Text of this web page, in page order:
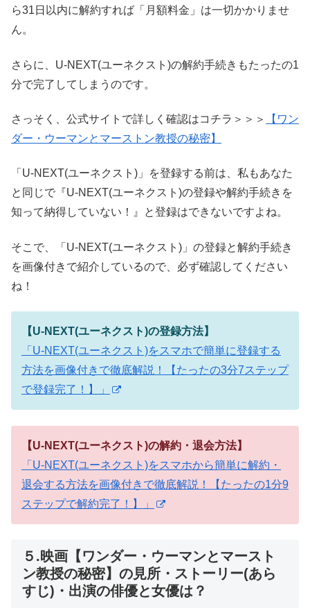
ら31日以内に解約すれば「月額料金」は一切かかりませ
ん。
さらに、U-NEXT(ユーネクスト)の解約手続きもたったの1
分で完了してしまうのです。
さっそく、公式サイトで詳しく確認はコチラ＞＞＞
【ワン
ダー・ウーマンとマーストン教授の秘密】
「U-NEXT(ユーネクスト)」を登録する前は、私もあなた
と同じで『U-NEXT(ユーネクスト)の登録や解約手続きを
知って納得していない！』と登録はできないですよね。
そこで、「U-NEXT(ユーネクスト)」の登録と解約手続き
を画像付きで紹介しているので、必ず確認してください
ね！
【U-NEXT(ユーネクスト)の登録方法】
「U-NEXT(ユーネクスト)をスマホで簡単に登録する
方法を画像付きで徹底解説！【たったの3分7ステップ
で登録完了！】」
【U-NEXT(ユーネクスト)の解約・退会方法】
「U-NEXT(ユーネクスト)をスマホから簡単に解約・
退会する方法を画像付きで徹底解説！【たったの1分9
ステップで解約完了！】」
５.映画【ワンダー・ウーマンとマースト
ン教授の秘密】の見所・ストーリー(あら
すじ)・出演の俳優と女優は？